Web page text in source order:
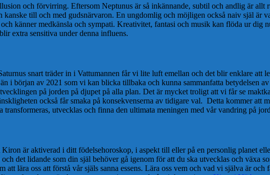
och förvirring. Eftersom Neptunus är så inkännande, subtil och andlig är allt
till och med gudsnärvaron. En ungdomlig och möjligen också naiv själ är
känner medkänsla och sympati. Kreativitet, fantasi och musik kan flöda ur dig
extra sensitiva under denna influens.
snart träder in i Vattumannen får vi lite luft emellan och det blir enklare att
i början av 2021 som vi kan blicka tillbaka och kunna sammanfatta betydelsen
på jorden på djupet på alla plan. Det är mycket troligt att vi får se
också får smaka på konsekvenserna av tidigare val. Detta kommer att
utvecklas och finna den ultimata meningen med vår vandring på
är aktiverad i ditt födelsehoroskop, i aspekt till eller på en personlig planet
det lidande som din själ behöver gå igenom för att du ska utvecklas och växa
lära oss att förstå vår själs sanna essens. Lära oss vem och vad vi själva är